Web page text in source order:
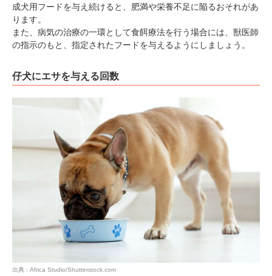
成犬用フードを与え続けると、肥満や栄養不足に陥るおそれがあ
ります。
また、病気の治療の一環として食餌療法を行う場合には、獣医師
の指示のもと、指定されたフードを与えるようにしましょう。
仔犬にエサを与える回数
出典 : Africa Studio/Shutterstock.com